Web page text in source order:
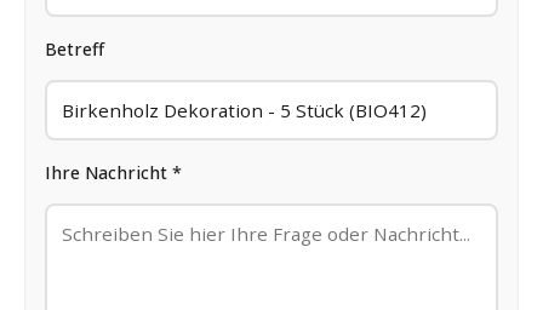
Betreff
Ihre Nachricht *